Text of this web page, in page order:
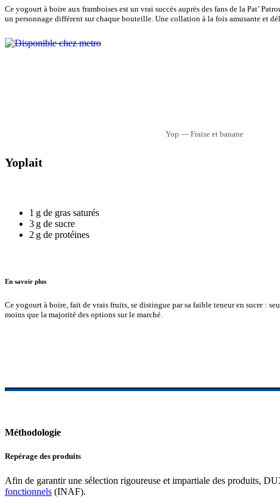
Ce yogourt à boire aux framboises est un vrai succès auprès des fans de la Pat’
un personnage différent sur chaque bouteille. Une collation à la fois amusante et
Yop — Fraise et banane
Yoplait
1 g de gras saturés
3 g de sucre
2 g de protéines
En savoir plus
Ce yogourt à boire, fait de vrais fruits, se distingue par sa faible teneur en sucre :
moins que la majorité des options sur le marché.
Méthodologie
Repérage des produits
Afin de garantir une sélection rigoureuse et impartiale des produits,
fonctionnels (INAF).